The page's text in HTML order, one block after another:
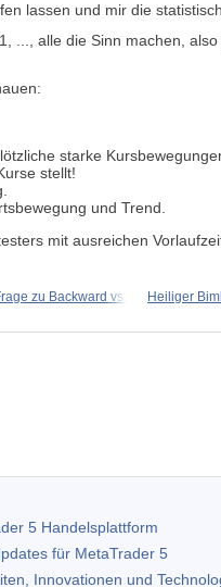
lassen und mir die
..., alle die Sinn machen,
starke
stellt!
und Trend.
mit ausreichen
zu Backward vs. Heiliger
5Handelsplattform
für MetaTrader 5
Innovationen und